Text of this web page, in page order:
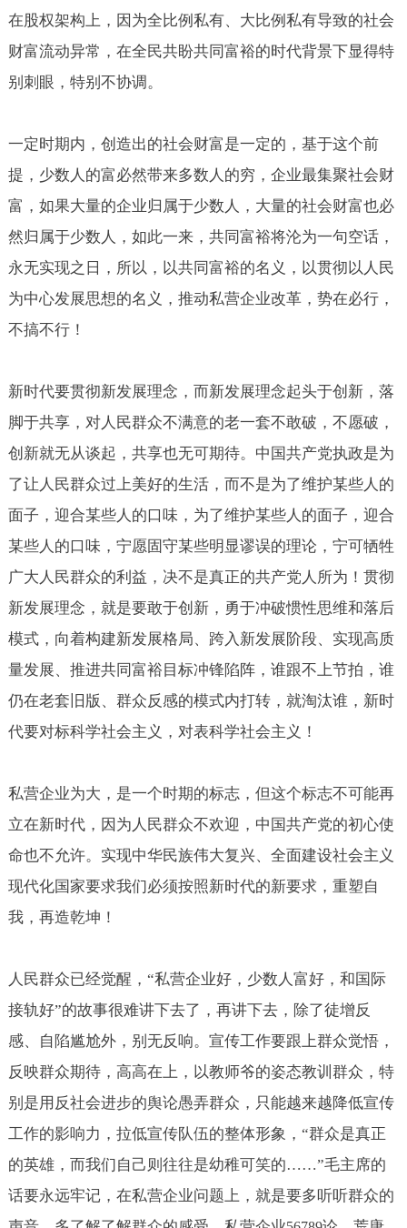
在股权架构上，因为全比例私有、大比例私有导致的社会
财富流动异常，在全民共盼共同富裕的时代背景下显得特
别刺眼，特别不协调。
一定时期内，创造出的社会财富是一定的，基于这个前
提，少数人的富必然带来多数人的穷，企业最集聚社会财
富，如果大量的企业归属于少数人，大量的社会财富也必
然归属于少数人，如此一来，共同富裕将沦为一句空话，
永无实现之日，所以，以共同富裕的名义，以贯彻以人民
为中心发展思想的名义，推动私营企业改革，势在必行，
不搞不行！
新时代要贯彻新发展理念，而新发展理念起头于创新，落
脚于共享，对人民群众不满意的老一套不敢破，不愿破，
创新就无从谈起，共享也无可期待。中国共产党执政是为
了让人民群众过上美好的生活，而不是为了维护某些人的
面子，迎合某些人的口味，为了维护某些人的面子，迎合
某些人的口味，宁愿固守某些明显谬误的理论，宁可牺牲
广大人民群众的利益，决不是真正的共产党人所为！贯彻
新发展理念，就是要敢于创新，勇于冲破惯性思维和落后
模式，向着构建新发展格局、跨入新发展阶段、实现高质
量发展、推进共同富裕目标冲锋陷阵，谁跟不上节拍，谁
仍在老套旧版、群众反感的模式内打转，就淘汰谁，新时
代要对标科学社会主义，对表科学社会主义！
私营企业为大，是一个时期的标志，但这个标志不可能再
立在新时代，因为人民群众不欢迎，中国共产党的初心使
命也不允许。实现中华民族伟大复兴、全面建设社会主义
现代化国家要求我们必须按照新时代的新要求，重塑自
我，再造乾坤！
人民群众已经觉醒，“私营企业好，少数人富好，和国际
接轨好”的故事很难讲下去了，再讲下去，除了徒增反
感、自陷尴尬外，别无反响。宣传工作要跟上群众觉悟，
反映群众期待，高高在上，以教师爷的姿态教训群众，特
别是用反社会进步的舆论愚弄群众，只能越来越降低宣传
工作的影响力，拉低宣传队伍的整体形象，“群众是真正
的英雄，而我们自己则往往是幼稚可笑的……”毛主席的
话要永远牢记，在私营企业问题上，就是要多听听群众的